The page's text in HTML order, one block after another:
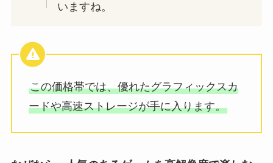
いますね。
この価格帯では、優れたグラフィックスカ
ードや高速ストレージが手に入ります。